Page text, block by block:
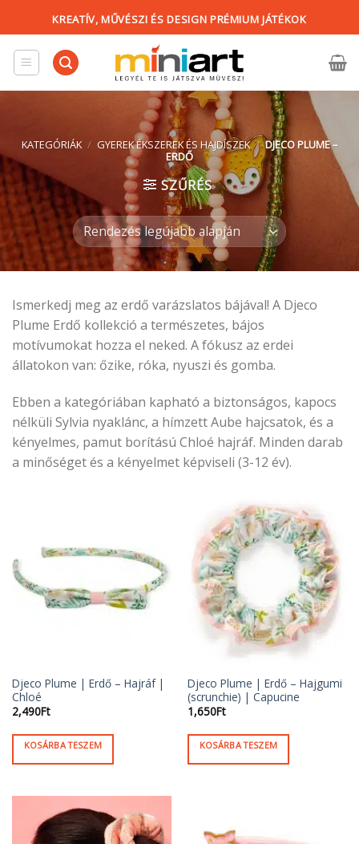
content
KREATÍV, MŰVÉSZI ÉS DESIGN PRÉMIUM JÁTÉKOK
KATEGÓRIÁK / GYEREK ÉKSZEREK ÉS HAJDÍSZEK / DJECO PLUME –
ERDŐ
SZŰRÉS
Ismerkedj meg az erdő varázslatos bájával! A Djeco
Plume Erdő kollekció a természetes, bájos
motívumokat hozza el neked. A fókusz az erdei
állatokon van: őzike, róka, nyuszi és gomba.
Ebben a kategóriában kapható a biztonságos, kapocs
nélküli Sylvia nyaklánc, a hímzett Aube hajcsatok, és a
kényelmes, pamut borítású Chloé hajráf. Minden darab
a minőséget és a kényelmet képviseli (3-12 év).
Djeco Plume | Erdő – Hajráf |
Chloé
2,490Ft
KOSÁRBA TESZEM
Djeco Plume | Erdő – Hajgumi
(scrunchie) | Capucine
1,650Ft
KOSÁRBA TESZEM